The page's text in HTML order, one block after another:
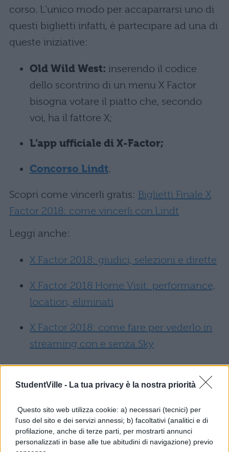
StudentVille - La tua privacy è la nostra priorità
Questo sito web utilizza cookie: a) necessari (tecnici) per
l'uso del sito e dei servizi annessi; b) facoltativi (analitici e di
profilazione, anche di terze parti, per mostrarti annunci
personalizzati in base alle tue abitudini di navigazione) previo
corso. L’unico modo per accaparrarsi uno di
questi biglietti infatti, è partecipare ad una di
queste iniziative:
Old Wild West: inserendo il codice
dello scontrino di un menu X Factor
bisogna votare il piatto che, secondo
voi, ha il fattore X;
L’app ufficiale di X-Factor;
Concorso Lindt.
Scopri come vincerli gratis: Biglietti Finale X
Factor 2018: come vincerli con Lindt
Leggi anche:
X Factor 2018: giudici, selezioni e dirette
X Factor 2018 Home Visit: performance,
location, eliminati
X Factor 2018: come fare per vederlo in
streaming con e senza Sky
Muse alla finale di X Factor
2018: novità
Chi vincerà questa nuova edizione
capitanata dai giudiciFedez,Mara
Maionchi,Manuel AgnellieLodo